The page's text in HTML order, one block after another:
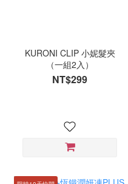
KURONI CLIP 小妮髮夾
（一組2入）
NT$299